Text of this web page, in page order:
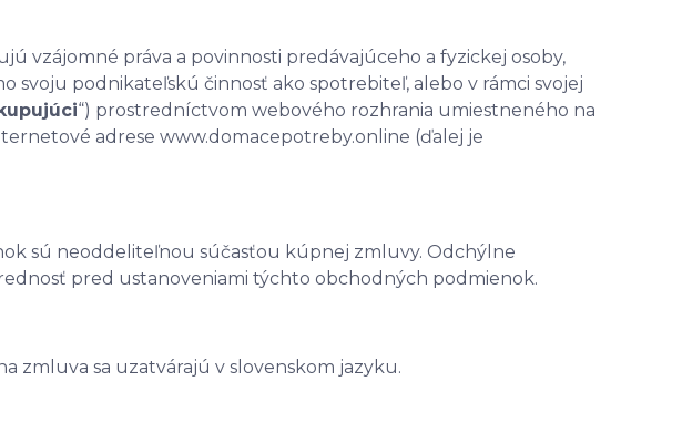
vzájomné práva a povinnosti predávajúceho a fyzickej osoby,
svoju podnikateľskú činnosť ako spotrebiteľ, alebo v rámci svojej
“) prostredníctvom webového rozhrania umiestneného na
adrese www.domacepotreby.online (ďalej je
sú neoddeliteľnou súčasťou kúpnej zmluvy. Odchýlne
pred ustanoveniami týchto obchodných podmienok.
zmluva sa uzatvárajú v slovenskom jazyku.